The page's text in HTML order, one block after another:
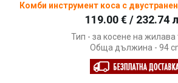
Комби инструмент коса с
119.00 € / 232.74
Тип - за косене на жилава
Обща дължина - 94